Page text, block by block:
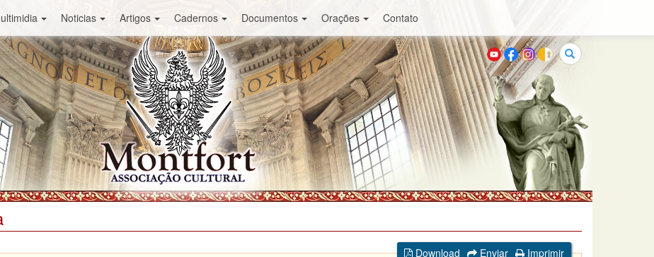
Noticias Artigos Cadernos Documentos Orações Contato
Buscar
Download Enviar
Imprimir